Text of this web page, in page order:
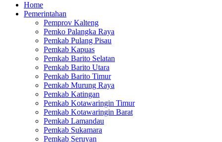
Home
Pemerintahan
Pemprov Kalteng
Pemko Palangka Raya
Pemkab Pulang Pisau
Pemkab Kapuas
Pemkab Barito Selatan
Pemkab Barito Utara
Pemkab Barito Timur
Pemkab Murung Raya
Pemkab Katingan
Pemkab Kotawaringin Timur
Pemkab Kotawaringin Barat
Pemkab Lamandau
Pemkab Sukamara
Pemkab Seruyan